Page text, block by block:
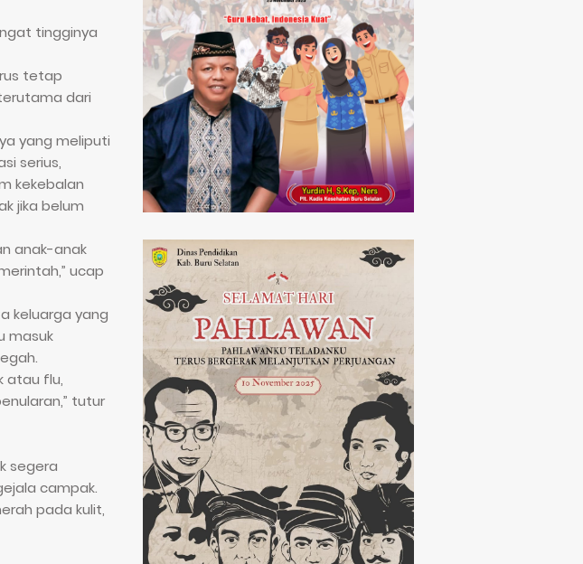
tingginya
tetap
dari
yang meliputi
serius,
kekebalan
jika belum
anak-anak
ucap
keluarga yang
masuk
atau flu,
tutur
segera
campak.
pada kulit,